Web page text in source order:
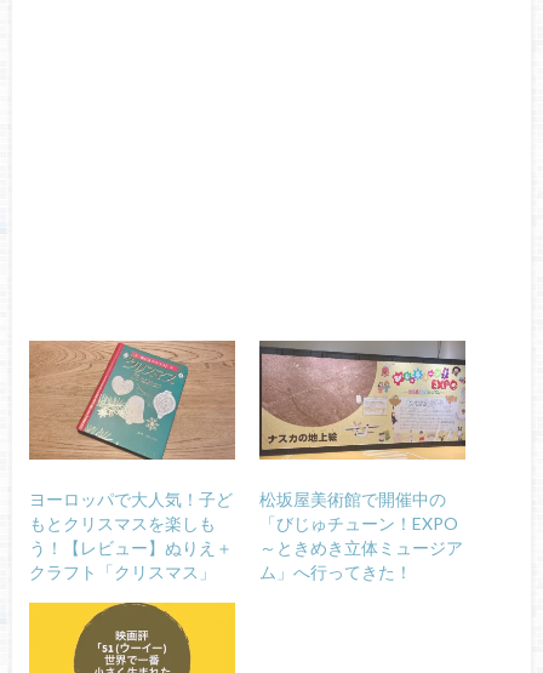
ヨーロッパで大人気！子ど
もとクリスマスを楽しも
う！【レビュー】ぬりえ＋
クラフト「クリスマス」
松坂屋美術館で開催中の
「びじゅチューン！EXPO
～ときめき立体ミュージア
ム」へ行ってきた！